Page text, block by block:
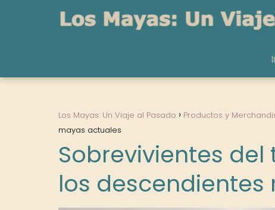
Los Mayas: Un Viaje al Pasado Productos y
mayas actuales
Sobrevivientes
los